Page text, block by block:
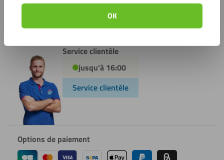
OK
Partager cet article
Courrier
Service clientèle
jusqu'à 16:00
Service clientèle
Options de paiement